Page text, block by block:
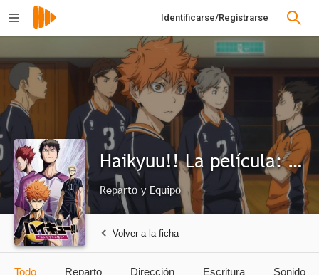
Identificarse/Registrarse
Haikyuu!! La película: Batalla de conceptos
Reparto y Equipo
Volver a la ficha
Todo Reparto Dirección Escritura Sonido